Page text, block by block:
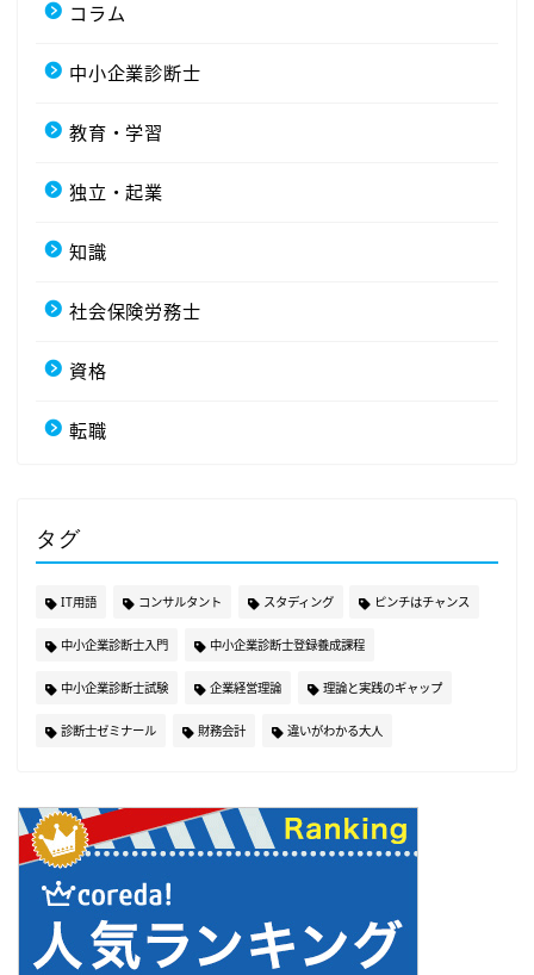
コラム
中小企業診断士
教育・学習
独立・起業
知識
社会保険労務士
資格
転職
タグ
IT用語 コンサルタント スタディング ピンチはチャンス
中小企業診断士入門 中小企業診断士登録養成課程
中小企業診断士試験 企業経営理論 理論と実践のギャップ
診断士ゼミナール 財務会計 違いがわかる大人